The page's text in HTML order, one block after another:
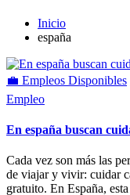
Inicio
españa
Publicado
💼 Empleos Disponibles
Empleo
En españa buscan
Cada vez son más las
de viajar y vivir: cuidar
gratuito. En España,